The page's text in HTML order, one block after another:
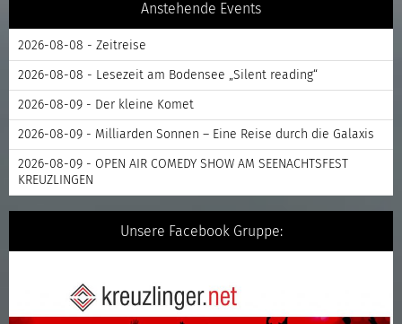
Anstehende Events
2026-08-08 - Zeitreise
2026-08-08 - Lesezeit am Bodensee „Silent reading“
2026-08-09 - Der kleine Komet
2026-08-09 - Milliarden Sonnen – Eine Reise durch die Galaxis
2026-08-09 - OPEN AIR COMEDY SHOW AM SEENACHTSFEST
KREUZLINGEN
Unsere Facebook Gruppe: